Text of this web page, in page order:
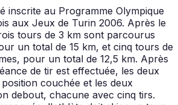
inscrite au Programme Olympique
aux Jeux de Turin 2006. Après le
tours de 3 km sont parcourus
un total de 15 km, et cinq tours de
pour un total de 12,5 km. Après
de tir est effectuée, les deux
couchée et les deux
debout, chacune avec cinq tirs.